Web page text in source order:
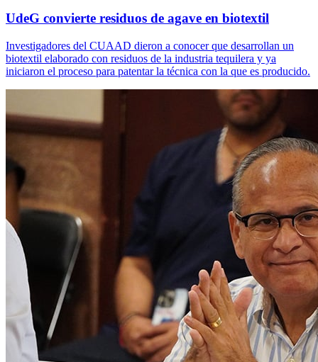
UdeG convierte residuos de agave en biotextil
Investigadores del CUAAD dieron a conocer que desarrollan un
biotextil elaborado con residuos de la industria tequilera y ya
iniciaron el proceso para patentar la técnica con la que es producido.